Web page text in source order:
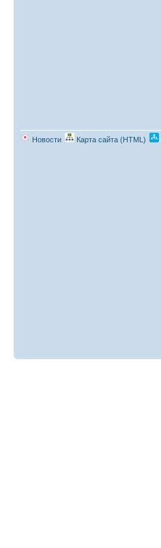
Новости Карта сайта (HTML)